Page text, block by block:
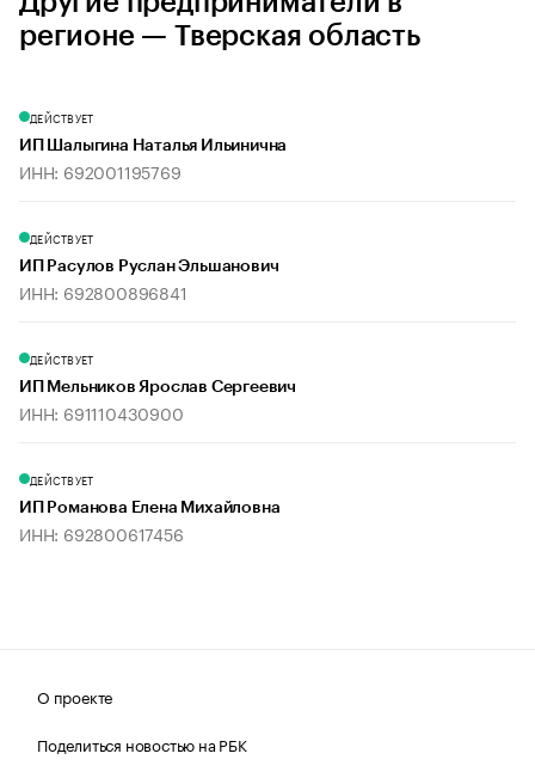
регионе — Тверская область
ДЕЙСТВУЕТ
ИП Шалыгина Наталья Ильинична
ИНН: 692001195769
ДЕЙСТВУЕТ
ИП Расулов Руслан Эльшанович
ИНН: 692800896841
ДЕЙСТВУЕТ
ИП Мельников Ярослав Сергеевич
ИНН: 691110430900
ДЕЙСТВУЕТ
ИП Романова Елена Михайловна
ИНН: 692800617456
О проекте
Поделиться новостью на РБК